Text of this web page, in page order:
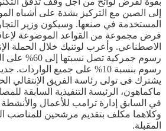
إلى الصين مع التركيز بشدة على أشباه
المستخدمة في صنعها. وسيكون وزير
فرض مجموعة من القواعد الموضوعة
الاصطناعي. وأعرب لوتنيك خلال الحملة
رسوم جمركية
رسوم بنسبة 10% على جميع
يشترك فى تولى رئاسة الفريق الإنتقالي
ماكماهون، الرئيسة التنفيذية السابقة
في السابق إدارة ترامب للأعمال والأنشطة
وكلاهما مكلف بتقديم مرشحين للمناصب
المقبلة.